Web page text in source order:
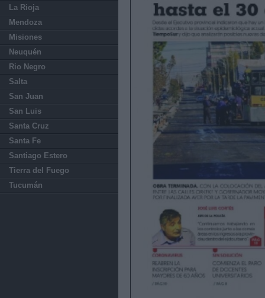
La Rioja
Mendoza
Misiones
Neuquén
Rio Negro
Salta
San Juan
San Luis
Santa Cruz
Santa Fe
Santiago Estero
Tierra del Fuego
Tucumán